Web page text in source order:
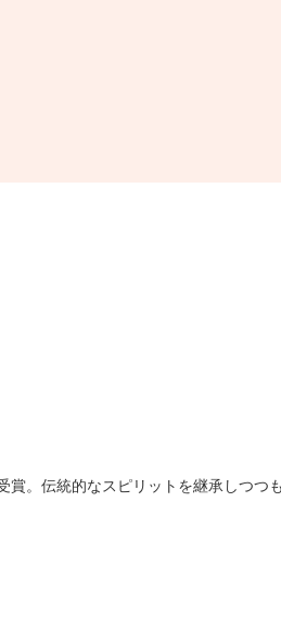
。伝統的なスピリットを継承しつつ